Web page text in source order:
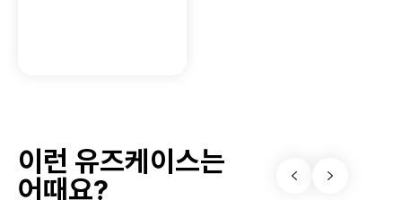
이런 유즈케이스는
어때요?